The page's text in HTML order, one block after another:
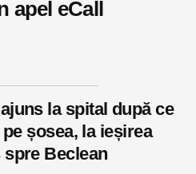
apel eCall
ajuns la spital după ce
pe șosea, la ieșirea
spre Beclean